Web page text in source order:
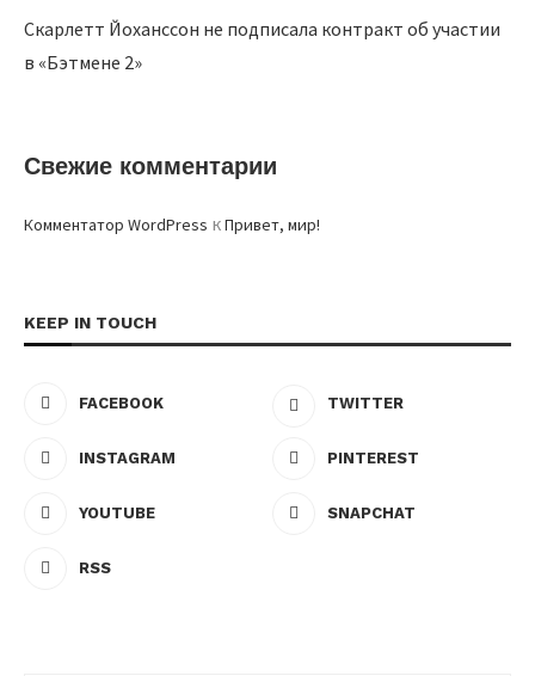
Скарлетт Йоханссон не подписала контракт об участии
в «Бэтмене 2»
Свежие комментарии
Комментатор WordPress кПривет, мир!
KEEP IN TOUCH
FACEBOOK TWITTER
INSTAGRAM PINTEREST
YOUTUBE SNAPCHAT
RSS